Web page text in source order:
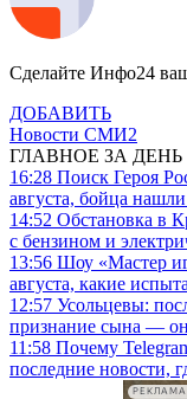
Сделайте Инфо24
ДОБАВИТЬ
Новости СМИ2
ГЛАВНОЕ ЗА ДЕНЬ
16:28 Поиск Героя
августа, бойца
14:52 Обстановка в
с бензином и
13:56 Шоу «Мастер
августа, какие
12:57 Усольцевы:
признание сына —
11:58 Почему
последние новости,